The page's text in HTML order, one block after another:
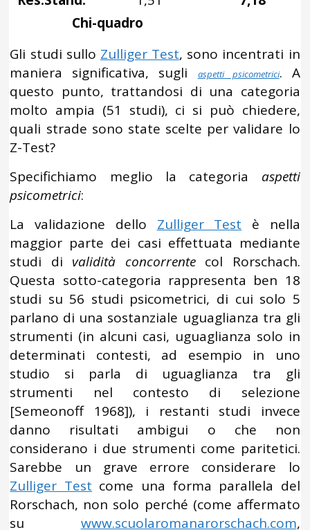
Chi-quadro
Gli studi sullo Zulliger Test, sono incentrati in
maniera significativa, sugli
aspetti psicometrici. A
questo punto, trattandosi di una categoria
molto ampia (51 studi), ci si può chiedere,
quali strade sono state scelte per validare lo
Z-Test?
Specifichiamo meglio la categoria aspetti
psicometrici:
La validazione dello Zulliger Test è nella
maggior parte dei casi effettuata mediante
studi di validità concorrente col Rorschach.
Questa sotto-categoria rappresenta ben 18
studi su 56 studi psicometrici, di cui solo 5
parlano di una sostanziale uguaglianza tra gli
strumenti (in alcuni casi, uguaglianza solo in
determinati contesti, ad esempio in uno
studio si parla di uguaglianza tra gli
strumenti nel contesto di selezione
[Semeonoff 1968]), i restanti studi invece
danno risultati ambigui o che non
considerano i due strumenti come paritetici.
Sarebbe un grave errore considerare lo
Zulliger Test come una forma parallela del
Rorschach, non solo perché (come affermato
su www.scuolaromanarorschach.com,